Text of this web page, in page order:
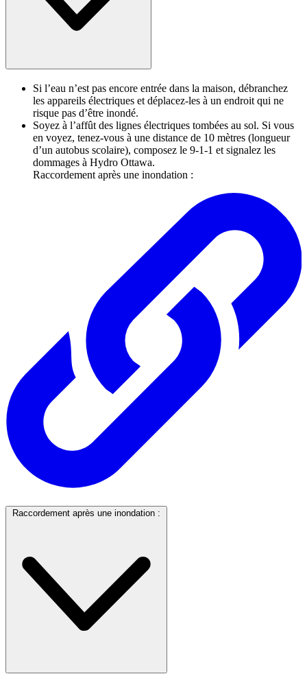
Si l’eau n’est pas encore entrée dans la maison, débranchez
les appareils électriques et déplacez-les à un endroit qui ne
risque pas d’être inondé.
Soyez à l’affût des lignes électriques tombées au sol. Si vous
en voyez, tenez-vous à une distance de 10 mètres (longueur
d’un autobus scolaire), composez le 9-1-1 et signalez les
dommages à Hydro Ottawa.
Raccordement après une inondation :
Raccordement après une inondation :